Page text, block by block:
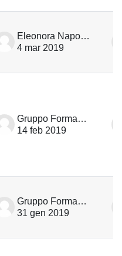
Eleonora Napolitano
4 mar 2019
Gruppo Formazione
14 feb 2019
Gruppo Formazione
31 gen 2019